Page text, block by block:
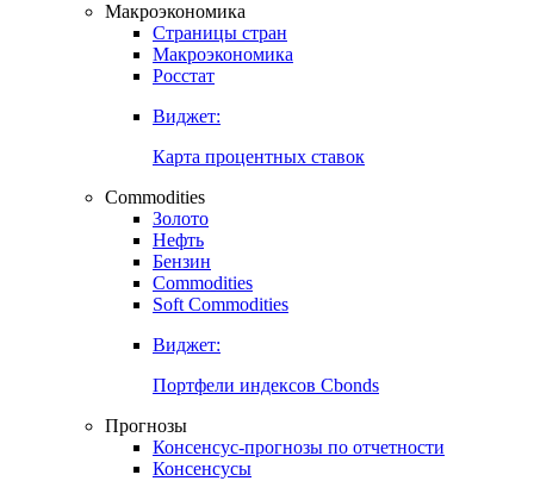
Макроэкономика
Страницы стран
Макроэкономика
Росстат
Виджет:
Карта процентных ставок
Commodities
Золото
Нефть
Бензин
Commodities
Soft Commodities
Виджет:
Портфели индексов Cbonds
Прогнозы
Консенсус-прогнозы по отчетности
Консенсусы